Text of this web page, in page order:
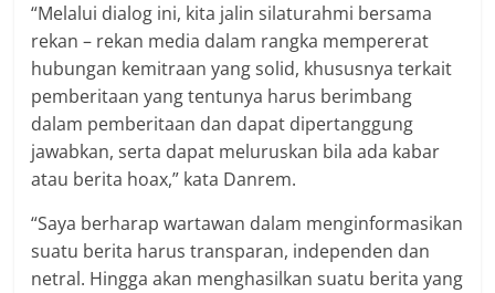
“Melalui dialog ini, kita jalin silaturahmi bersama
rekan – rekan media dalam rangka mempererat
hubungan kemitraan yang solid, khususnya terkait
pemberitaan yang tentunya harus berimbang
dalam pemberitaan dan dapat dipertanggung
jawabkan, serta dapat meluruskan bila ada kabar
atau berita hoax,” kata Danrem.
“Saya berharap wartawan dalam menginformasikan
suatu berita harus transparan, independen dan
netral. Hingga akan menghasilkan suatu berita yang